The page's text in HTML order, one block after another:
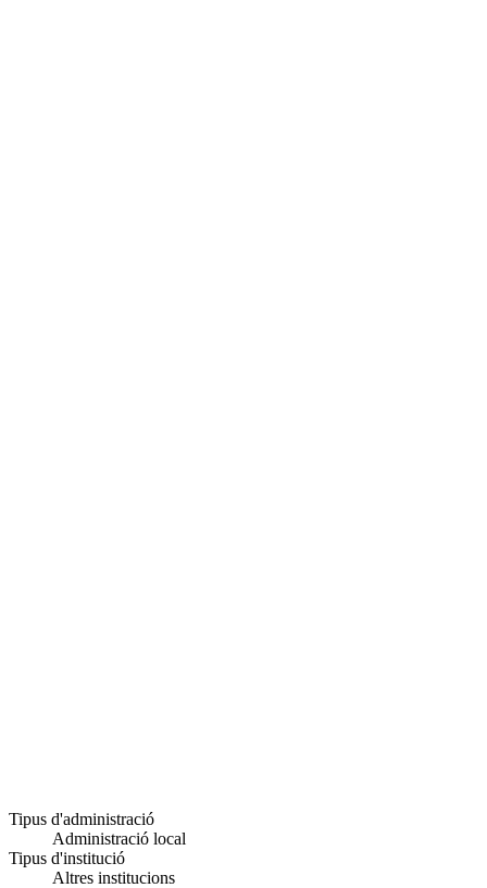
Tipus d'administració
Administració local
Tipus d'institució
Altres institucions